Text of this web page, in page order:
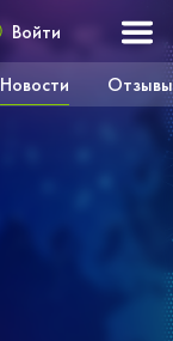
Новости Отзывы
Войти